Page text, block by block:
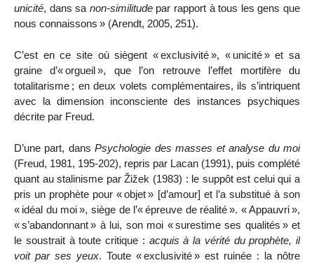
unicité, dans sa non-similitudepar rapport à tous les gens que
nous connaissons » (Arendt, 2005, 251).
C’est en ce site où siègent «exclusivité», « unicité» et sa
graine d’« orgueil », que l’on retrouve l’effet mortifère du
totalitarisme ; en deux volets complémentaires, ils s’intriquent
avec la dimension inconsciente des instances psychiques
décrite par Freud.
D’une part, dansPsychologie des masses et analyse du moi
(Freud, 1981, 195-202), repris par Lacan (1991), puis complété
quant au stalinisme parŽižek (1983) : le suppôt est celui qui a
pris un prophète pour« objet » [d’amour] et l’a substitué àson
« idéal du moi», siège de l’«épreuve de réalité». «Appauvri»,
«s’abandonnant» àlui, son moi « surestime ses qualités »et
le soustrait àtoute critique : acquis à la vérité du prophète, il
voit par ses yeux. Toute «exclusivité» est ruinée : la nôtre